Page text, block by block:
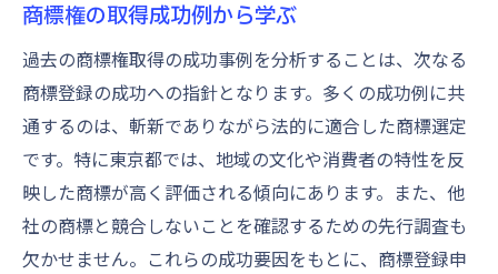
商標権の取得成功例から学ぶ
過去の商標権取得の成功事例を分析することは、次なる
商標登録の成功への指針となります。多くの成功例に共
通するのは、斬新でありながら法的に適合した商標選定
です。特に東京都では、地域の文化や消費者の特性を反
映した商標が高く評価される傾向にあります。また、他
社の商標と競合しないことを確認するための先行調査も
欠かせません。これらの成功要因をもとに、商標登録申